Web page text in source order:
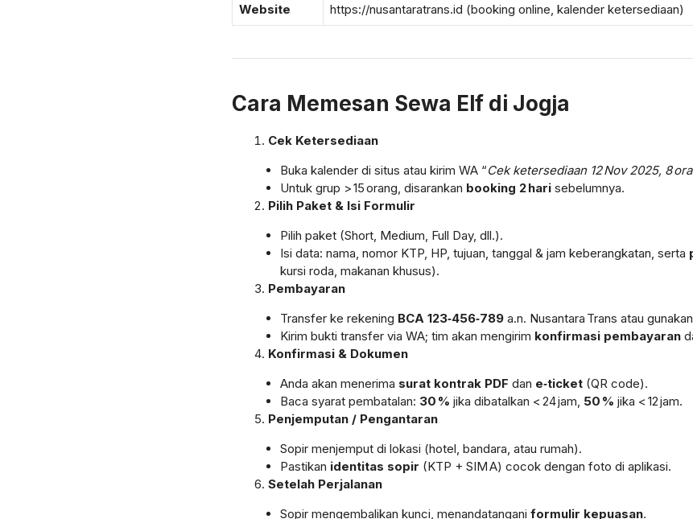
Website https://nusantaratrans.id (booking online, kalender ketersediaan)
Cara Memesan Sewa Elf di Jogja
Cek Ketersediaan
Buka kalender di situs atau kirim WA “Cek ketersediaan 12 Nov 2025, 8
Untuk grup > 15 orang, disarankan booking 2 hari sebelumnya.
Pilih Paket & Isi Formulir
Pilih paket (Short, Medium, Full Day, dll.).
Isi data: nama, nomor KTP, HP, tujuan, tanggal & jam keberangkatan, serta
kursi roda, makanan khusus).
Pembayaran
Transfer ke rekening BCA 123‑456‑789 a.n. Nusantara Trans atau gunakan
Kirim bukti transfer via WA; tim akan mengirim konfirmasi pembayaran
Konfirmasi & Dokumen
Anda akan menerima surat kontrak PDF dan e‑ticket (QR code).
Baca syarat pembatalan: 30 % jika dibatalkan < 24 jam, 50 % jika < 12 jam.
Penjemputan / Pengantaran
Sopir menjemput di lokasi (hotel, bandara, atau rumah).
Pastikan identitas sopir (KTP + SIM A) cocok dengan foto di aplikasi.
Setelah Perjalanan
Sopir mengembalikan kunci, menandatangani formulir kepuasan.